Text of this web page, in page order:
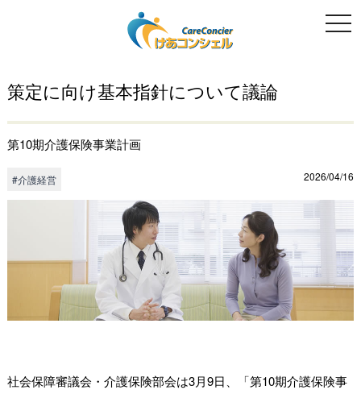
策定に向け基本指針について議論
第10期介護保険事業計画
#介護経営 2026/04/16
社会保障審議会・介護保険部会は3月9日、「第10期介護保険事